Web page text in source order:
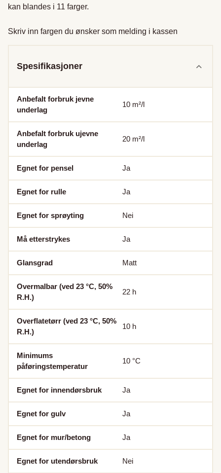
kan blandes i 11 farger.
Skriv inn fargen du ønsker som melding i kassen
Spesifikasjoner
Anbefalt forbruk jevne
underlag
10 m²/l
Anbefalt forbruk ujevne
underlag
20 m²/l
Egnet for pensel Ja
Egnet for rulle Ja
Egnet for sprøyting Nei
Må etterstrykes Ja
Glansgrad Matt
Overmalbar (ved 23 °C, 50%
R.H.)
22 h
Overflatetørr (ved 23 °C, 50%
R.H.)
10 h
Minimums
påføringstemperatur
10 °C
Egnet for innendørsbruk Ja
Egnet for gulv Ja
Egnet for mur/betong Ja
Egnet for utendørsbruk Nei